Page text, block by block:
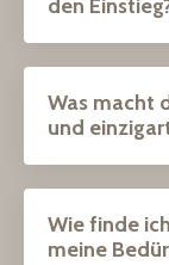
den
Was macht
und
Wie finde
meine